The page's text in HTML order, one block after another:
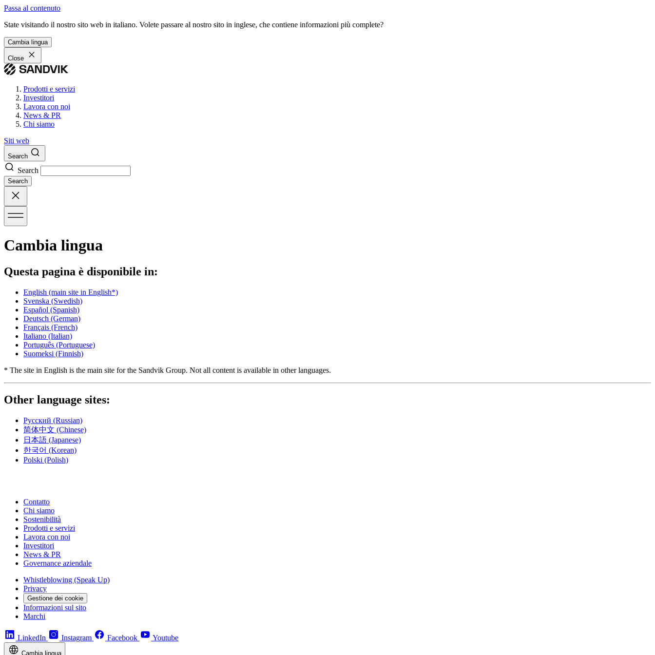
Passa al contenuto
State visitando il nostro sito web in italiano. Volete passare al nostro sito in inglese, che contiene informazioni più complete?
Cambia lingua
Close
Prodotti e servizi
Investitori
Lavora con noi
News & PR
Chi siamo
Siti web
Search
Search
Search
Cambia lingua
Questa pagina è disponibile in:
English (main site in English*)
Svenska (Swedish)
Español (Spanish)
Deutsch (German)
Français (French)
Italiano (Italian)
Português (Portuguese)
Suomeksi (Finnish)
* The site in English is the main site for the Sandvik Group. Not all content is available in other languages.
Other language sites:
Русский (Russian)
简体中文 (Chinese)
日本語 (Japanese)
한국어 (Korean)
Polski (Polish)
Contatto
Chi siamo
Sostenibilità
Prodotti e servizi
Lavora con noi
Investitori
News & PR
Governance aziendale
Whistleblowing (Speak Up)
Privacy
Gestione dei cookie
Informazioni sul sito
Marchi
LinkedIn Instagram Facebook Youtube
Cambia lingua